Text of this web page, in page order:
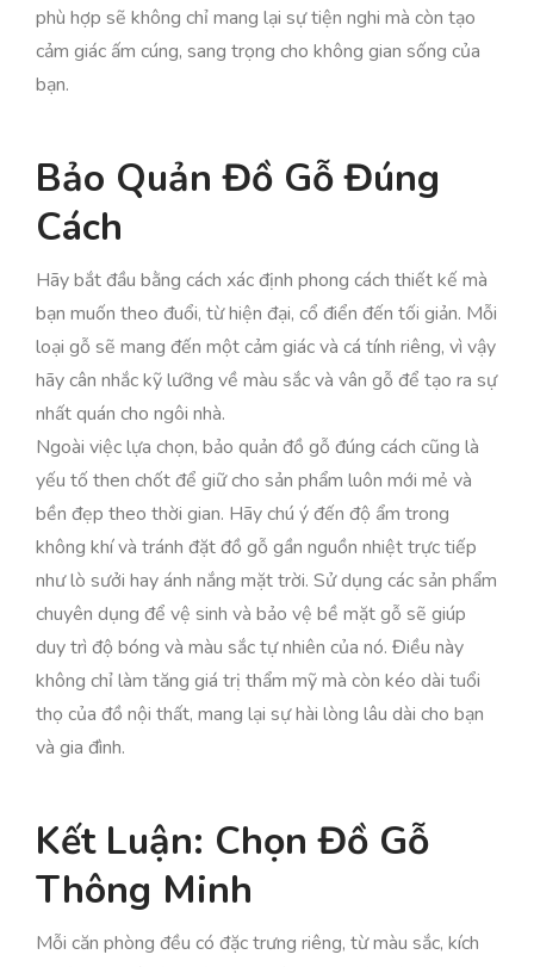
phù hợp sẽ không chỉ mang lại sự tiện nghi mà còn tạo
cảm giác ấm cúng, sang trọng cho không gian sống của
bạn.
Bảo Quản Đồ Gỗ Đúng
Cách
Hãy bắt đầu bằng cách xác định phong cách thiết kế mà
bạn muốn theo đuổi, từ hiện đại, cổ điển đến tối giản. Mỗi
loại gỗ sẽ mang đến một cảm giác và cá tính riêng, vì vậy
hãy cân nhắc kỹ lưỡng về màu sắc và vân gỗ để tạo ra sự
nhất quán cho ngôi nhà.
Ngoài việc lựa chọn, bảo quản đồ gỗ đúng cách cũng là
yếu tố then chốt để giữ cho sản phẩm luôn mới mẻ và
bền đẹp theo thời gian. Hãy chú ý đến độ ẩm trong
không khí và tránh đặt đồ gỗ gần nguồn nhiệt trực tiếp
như lò sưởi hay ánh nắng mặt trời. Sử dụng các sản phẩm
chuyên dụng để vệ sinh và bảo vệ bề mặt gỗ sẽ giúp
duy trì độ bóng và màu sắc tự nhiên của nó. Điều này
không chỉ làm tăng giá trị thẩm mỹ mà còn kéo dài tuổi
thọ của đồ nội thất, mang lại sự hài lòng lâu dài cho bạn
và gia đình.
Kết Luận: Chọn Đồ Gỗ
Thông Minh
Mỗi căn phòng đều có đặc trưng riêng, từ màu sắc, kích